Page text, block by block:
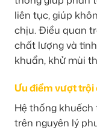
liên tục, giúp
chịu. Điều quan
chất lượng và
khuẩn, khử mùi
Ưu điểm vượt
Hệ thống
trên nguyên lý